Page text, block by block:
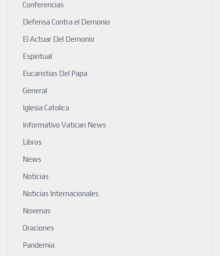
Conferencias
Defensa Contra el Demonio
El Actuar Del Demonio
Espiritual
Eucaristias Del Papa
General
Iglesia Catolica
Informativo Vatican News
Libros
News
Noticias
Noticias Internacionales
Novenas
Oraciones
Pandemia